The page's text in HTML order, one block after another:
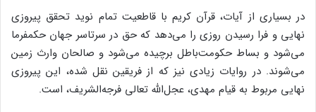
در بسیارى از آیات، قرآن کریم با قاطعیت تمام نوید تحقق پیروزى
نهایى و فرا رسیدن روزى را مى‌‌دهد که حق در سرتاسر جهان حکمفرما
مى‌‌شود و بساط حکومت‌‌باطل برچیده مى‌‌شود و صالحان وارث زمین
مى‌‌شوند. در روایات زیادى نیز که از فریقین نقل شده، این پیروزى
نهایى مربوط به قیام مهدى، عجل‌‌الله تعالى فرجه‌‌الشریف، است.